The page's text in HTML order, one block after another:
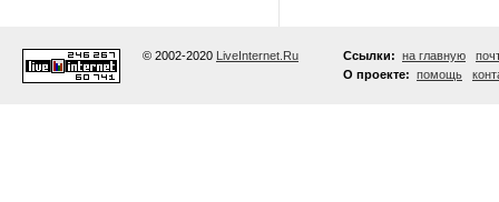
© 2002-2020 LiveInternet.Ru Ссылки: на главную
О проекте: помощь